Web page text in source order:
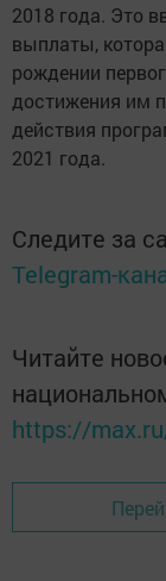
2018 года. Это
выплаты,
рождении
достижения им
действия
2021 года.
Следите за
Telegram-
Читайте
https://